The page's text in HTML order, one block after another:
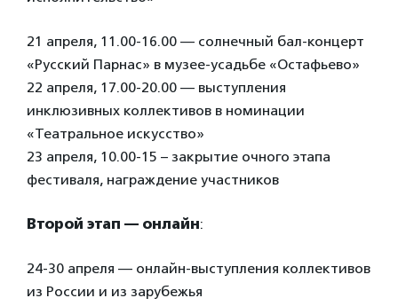
21 апреля, 11.00-16.00 — солнечный бал-концерт
«Русский Парнас» в музее-усадьбе «Остафьево»
22 апреля, 17.00-20.00 — выступления
инклюзивных коллективов в номинации
«Театральное искусство»
23 апреля, 10.00-15 – закрытие очного этапа
фестиваля, награждение участников
Второй этап — онлайн:
24-30 апреля — онлайн-выступления коллективов
из России и из зарубежья